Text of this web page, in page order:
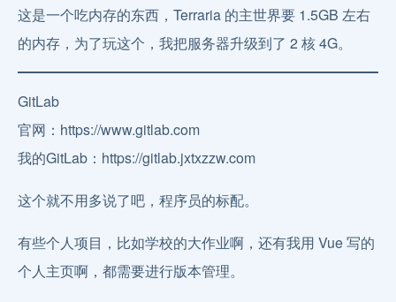
这是一个吃内存的东西，Terraria 的主世界要 1.5GB 左右
的内存，为了玩这个，我把服务器升级到了 2 核 4G。
GitLab
官网：https://www.gitlab.com
我的GitLab：https://gitlab.jxtxzzw.com
这个就不用多说了吧，程序员的标配。
有些个人项目，比如学校的大作业啊，还有我用 Vue 写的
个人主页啊，都需要进行版本管理。